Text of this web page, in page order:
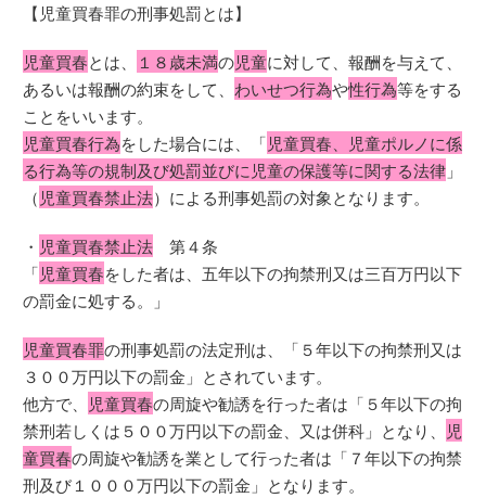
【児童買春罪の刑事処罰とは】
児童買春とは、 １８歳未満の児童に対して、報酬を与えて、
あるいは報酬の約束をして、わいせつ行為や性行為等をする
ことをいいます。
児童買春行為をした場合には、「児童買春、児童ポルノに係
る行為等の規制及び処罰並びに児童の保護等に関する法律 」
（ 児童買春禁止法）による刑事処罰の対象となります。
・ 児童買春禁止法 第４条
「児童買春をした者は、五年以下の拘禁刑又は三百万円以下
の罰金に処する。」
児童買春罪の刑事処罰の法定刑は、「５年以下の拘禁刑又は
３００万円以下の罰金」とされています。
他方で、
児童買春の周旋や勧誘を行った者は「５年以下の拘
禁刑若しくは５００万円以下の罰金、又は併科」となり、
児
童買春の周旋や勧誘を業として行った者は「７年以下の拘禁
刑及び１０００万円以下の罰金」となります。